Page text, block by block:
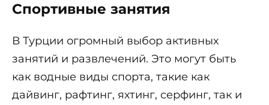
Спортивные занятия
В Турции огромный выбор активных
занятий и развлечений. Это могут быть
как водные виды спорта, такие как
дайвинг, рафтинг, яхтинг, серфинг, так и